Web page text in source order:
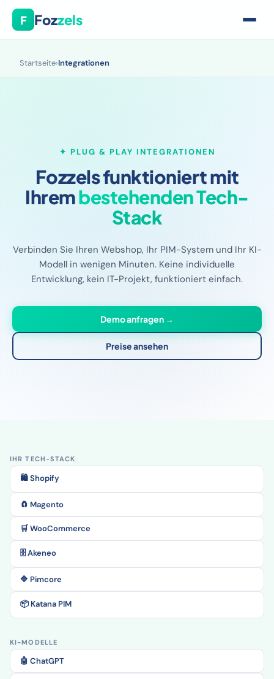
F Fozzels
Startseite›Integrationen
✦ PLUG & PLAY INTEGRATIONEN
Fozzels funktioniert mit
Ihrembestehenden Tech-
Stack
Verbinden Sie Ihren Webshop, Ihr PIM-System und Ihr KI-
Modell in wenigen Minuten. Keine individuelle
Entwicklung, kein IT-Projekt, funktioniert einfach.
Demo anfragen →
Preise ansehen
IHR TECH-STACK
🛍️ Shopify
🧲 Magento
🛒 WooCommerce
🗄️ Akeneo
🔷 Pimcore
📦 Katana PIM
KI-MODELLE
🤖 ChatGPT